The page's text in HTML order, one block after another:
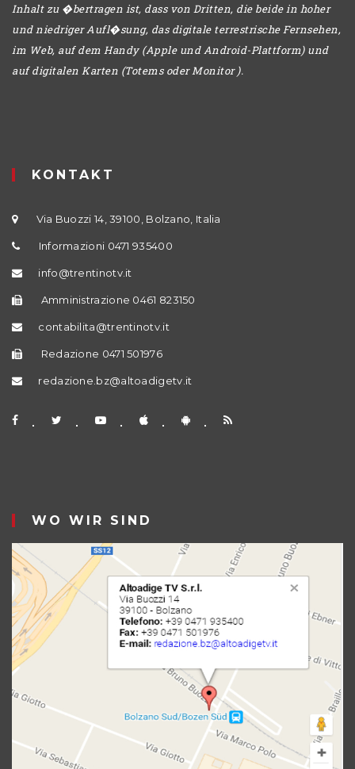
Inhalt zu �bertragen ist, dass von Dritten, die beide in hoher
und niedriger Aufl�sung, das digitale terrestrische Fernsehen,
im Web, auf dem Handy (Apple und Android-Plattform) und
auf digitalen Karten (Totems oder Monitor ).
KONTAKT
Via Buozzi 14, 39100, Bolzano, Italia
Informazioni 0471 935400
info@trentinotv.it
Amministrazione 0461 823150
contabilita@trentinotv.it
Redazione 0471 501976
redazione.bz@altoadigetv.it
WO WIR SIND